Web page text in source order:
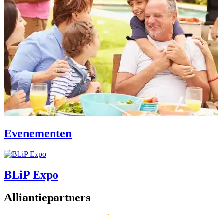
Evenementen
BLiP Expo
Alliantiepartners